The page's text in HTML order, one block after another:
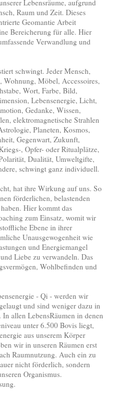
Lebensräume, aufgrund
Raum und Zeit. Dieses
Geomantie Arbeit
Bereicherung für alle. Hier
Verwandlung und
schwingt. Jeder Mensch,
Wohnung, Möbel, Accessoires,
Wort, Farbe, Bild,
Lebensenergie, Licht,
Gedanke, Wissen,
elektromagnetische Strahlen
Planeten, Kosmos,
Gegenwart, Zukunft,
, Opfer- oder Ritualplätze,
Dualität, Umweltgifte,
schwingt ganz individuell.
hat ihre Wirkung auf uns. So
förderlichen, belastenden
Hier kommt das
zum Einsatz, womit wir
Ebene in ihrer
Unausgewogenheit wie
und Energiemangel
Liebe zu verwandeln. Das
Wohlbefinden und
- Qi - werden wir
und sind weniger dazu in
allen LebensRäumen in denen
unter 6.500 Bovis liegt,
aus unserem Körper
wir in unseren Räumen erst
Raumnutzung. Auch ein zu
nicht förderlich, sondern
Organismus.